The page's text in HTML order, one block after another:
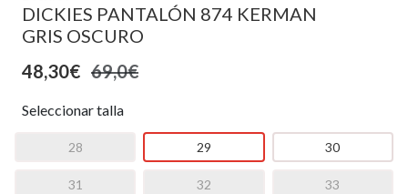
DICKIES PANTALÓN 874 KERMAN
GRIS OSCURO
48,30€ 69,0€
Seleccionar talla
28 29 30
31 32 33